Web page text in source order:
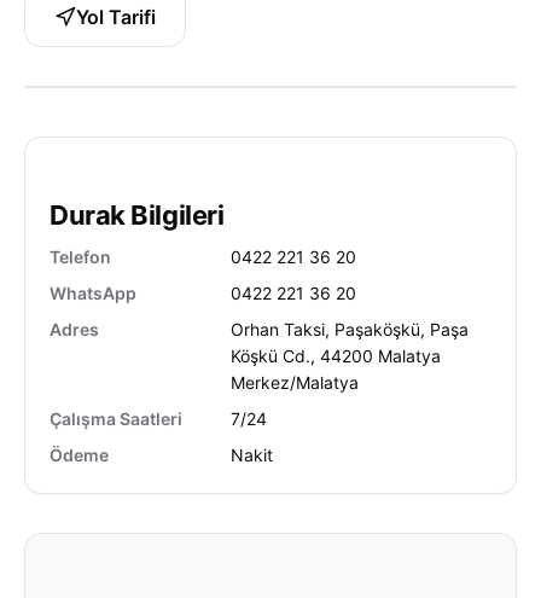
Yol Tarifi
Durak Bilgileri
Telefon
0422 221 36 20
WhatsApp
0422 221 36 20
Adres
Orhan Taksi, Paşaköşkü, Paşa
Köşkü Cd., 44200 Malatya
Merkez/Malatya
Çalışma Saatleri
7/24
Ödeme
Nakit